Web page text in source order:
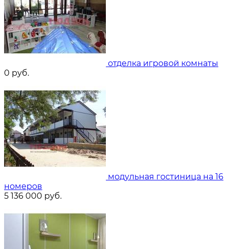
отделка игровой комнаты
0 руб.
модульная гостиница на 16
номеров
5 136 000 руб.